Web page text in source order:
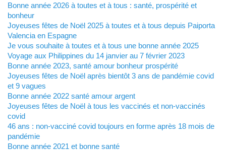
Bonne année 2026 à toutes et à tous : santé, prospérité et
bonheur
Joyeuses fêtes de Noël 2025 à toutes et à tous depuis Paiporta
Valencia en Espagne
Je vous souhaite à toutes et à tous une bonne année 2025
Voyage aux Philippines du 14 janvier au 7 février 2023
Bonne année 2023, santé amour bonheur prospérité
Joyeuses fêtes de Noël après bientôt 3 ans de pandémie covid
et 9 vagues
Bonne année 2022 santé amour argent
Joyeuses fêtes de Noël à tous les vaccinés et non-vaccinés
covid
46 ans : non-vacciné covid toujours en forme après 18 mois de
pandémie
Bonne année 2021 et bonne santé